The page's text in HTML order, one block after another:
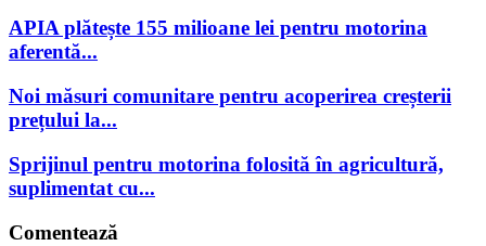
APIA plătește 155 milioane lei pentru motorina
aferentă...
Noi măsuri comunitare pentru acoperirea creșterii
prețului la...
Sprijinul pentru motorina folosită în agricultură,
suplimentat cu...
Comentează